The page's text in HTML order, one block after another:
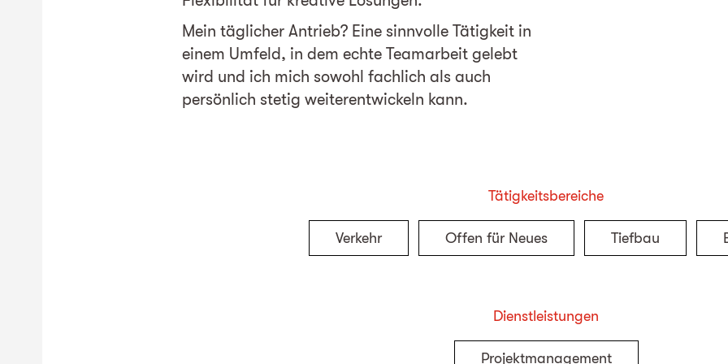
Mein täglicher Antrieb? Eine sinnvolle Tätigkeit in
einem Umfeld, in dem echte Teamarbeit gelebt
wird und ich mich sowohl fachlich als auch
persönlich stetig weiterentwickeln kann.
Tätigkeitsbereiche
Verkehr Offen für Neues Tiefbau
Dienstleistungen
Projektmanagement